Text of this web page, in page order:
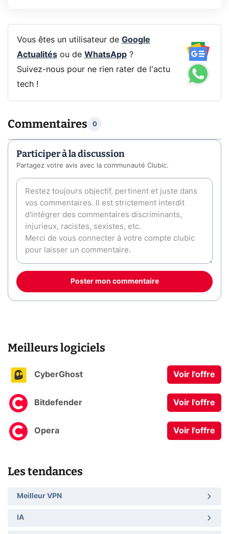
Vous êtes un utilisateur de Google
Actualitésou de WhatsApp?
Suivez-nous pour ne rien rater de l'actu
tech !
Commentaires 0
Participer à la discussion
Partagez votre avis avec la communauté Clubic.
Poster mon commentaire
Meilleurs logiciels
CyberGhost Voir l'offre
Bitdefender Voir l'offre
Opera Voir l'offre
Les tendances
Meilleur VPN
IA